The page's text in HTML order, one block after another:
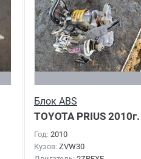
Блок ABS
TOYOTA PRIUS 2010г.
Год: 2010
Кузов: ZVW30